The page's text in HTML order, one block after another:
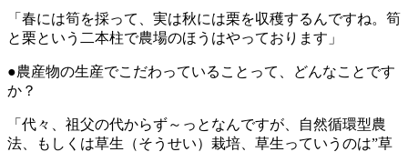
「春には筍を採って、実は秋には栗を収穫するんですね。筍
と栗という二本柱で農場のほうはやっております」
●農産物の生産でこだわっていることって、どんなことです
か？
「代々、祖父の代からず～っとなんですが、自然循環型農
法、もしくは草生（そうせい）栽培、草生っていうのは”草